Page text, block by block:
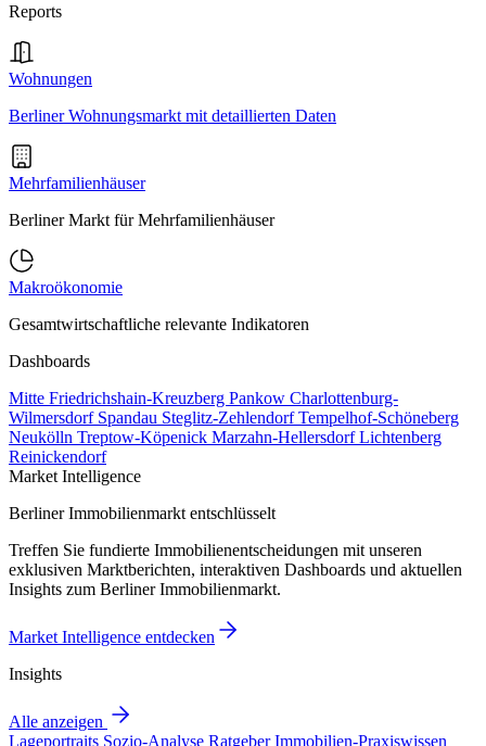
Reports
Wohnungen
Berliner Wohnungsmarkt mit detaillierten Daten
Mehrfamilienhäuser
Berliner Markt für Mehrfamilienhäuser
Makroökonomie
Gesamtwirtschaftliche relevante Indikatoren
Dashboards
Mitte Friedrichshain-Kreuzberg Pankow Charlottenburg-
Wilmersdorf Spandau Steglitz-ZehlendorfTempelhof-Schöneberg
Neukölln Treptow-Köpenick Marzahn-HellersdorfLichtenberg
Reinickendorf
Market Intelligence
Berliner Immobilienmarkt entschlüsselt
Treffen Sie fundierte Immobilienentscheidungen mit unseren
exklusiven Marktberichten, interaktiven Dashboards und aktuellen
Insights zum Berliner Immobilienmarkt.
Market Intelligence entdecken
Insights
Alle anzeigen
Lageportraits Sozio-Analyse RatgeberImmobilien-Praxiswissen